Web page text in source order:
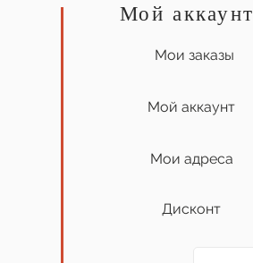
Мой аккаунт
Мои заказы
Мой аккаунт
Мои адреса
Дисконт